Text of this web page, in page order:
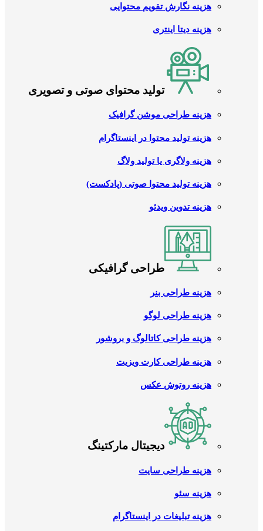
هزینه نگارش تقویم محتوایی
هزینه دیتا اینتری
تولید محتوای صوتی و تصویری
هزینه طراحی موشن گرافیک
هزینه تولید محتوا در اینستاگرام
هزینه ولاگری یا تولید ولاگ
هزینه تولید محتوا صوتی (پادکست)
هزینه تدوین ویدئو
طراحی گرافیکی
هزینه طراحی بنر
هزینه طراحی لوگو
هزینه طراحی کاتالوگ و بروشور
هزینه طراحی کارت ویزیت
هزینه روتوش عکس
دیجیتال مارکتینگ
هزینه طراحی سایت
هزینه سئو
هزینه تبلیغات در اینستاگرام